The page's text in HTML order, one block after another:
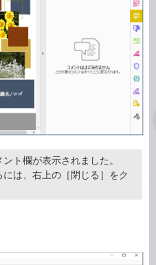
ト欄が表示されました。
には、右上の［閉じる］をク